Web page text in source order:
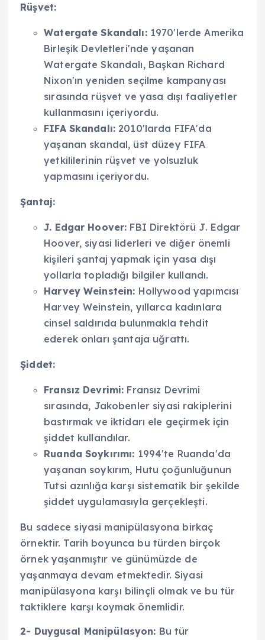
Rüşvet:
Watergate Skandalı:1970'lerde Amerika
Birleşik Devletleri'nde yaşanan
Watergate Skandalı, Başkan Richard
Nixon'ın yeniden seçilme kampanyası
sırasında rüşvet ve yasa dışı faaliyetler
kullanmasını içeriyordu.
FIFA Skandalı: 2010'larda FIFA'da
yaşanan skandal, üst düzey FIFA
yetkililerinin rüşvet ve yolsuzluk
yapmasını içeriyordu.
Şantaj:
J. Edgar Hoover: FBI Direktörü J. Edgar
Hoover, siyasi liderleri ve diğer önemli
kişileri şantaj yapmak için yasa dışı
yollarla topladığı bilgiler kullandı.
Harvey Weinstein: Hollywood yapımcısı
Harvey Weinstein, yıllarca kadınlara
cinsel saldırıda bulunmakla tehdit
ederek onları şantaja uğrattı.
Şiddet:
Fransız Devrimi: Fransız Devrimi
sırasında, Jakobenler siyasi rakiplerini
bastırmak ve iktidarı ele geçirmek için
şiddet kullandılar.
Ruanda Soykırımı: 1994'te Ruanda'da
yaşanan soykırım, Hutu çoğunluğunun
Tutsi azınlığa karşı sistematik bir şekilde
şiddet uygulamasıyla gerçekleşti.
Bu sadece siyasi manipülasyona birkaç
örnektir. Tarih boyunca bu türden birçok
örnek yaşanmıştır ve günümüzde de
yaşanmaya devam etmektedir. Siyasi
manipülasyona karşı bilinçli olmak ve bu tür
taktiklere karşı koymak önemlidir.
2- Duygusal Manipülasyon: Bu tür